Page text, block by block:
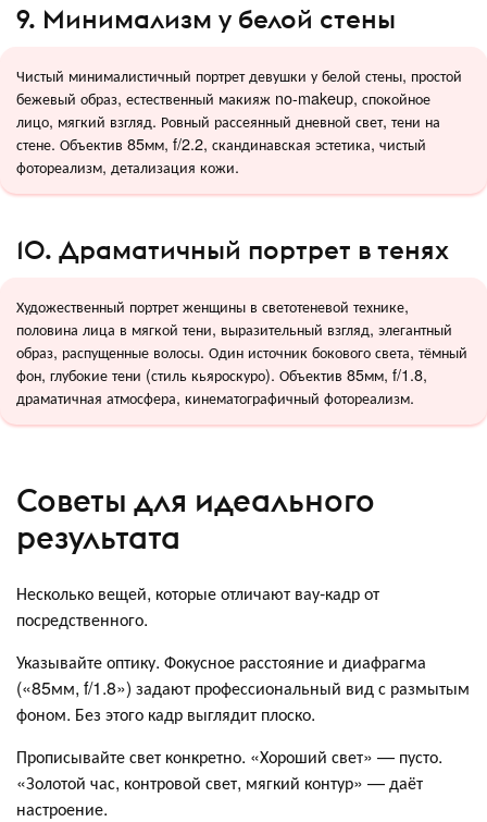
9. Минимализм у белой стены
Чистый минималистичный портрет девушки у белой стены, простой
бежевый образ, естественный макияж no-makeup, спокойное
лицо, мягкий взгляд. Ровный рассеянный дневной свет, тени на
стене. Объектив 85мм, f/2.2, скандинавская эстетика, чистый
фотореализм, детализация кожи.
10. Драматичный портрет в тенях
Художественный портрет женщины в светотеневой технике,
половина лица в мягкой тени, выразительный взгляд, элегантный
образ, распущенные волосы. Один источник бокового света, тёмный
фон, глубокие тени (стиль кьяроскуро). Объектив 85мм, f/1.8,
драматичная атмосфера, кинематографичный фотореализм.
Советы для идеального
результата
Несколько вещей, которые отличают вау-кадр от
посредственного.
Указывайте оптику. Фокусное расстояние и диафрагма
(«85мм, f/1.8») задают профессиональный вид с размытым
фоном. Без этого кадр выглядит плоско.
Прописывайте свет конкретно. «Хороший свет» — пусто.
«Золотой час, контровой свет, мягкий контур» — даёт
настроение.